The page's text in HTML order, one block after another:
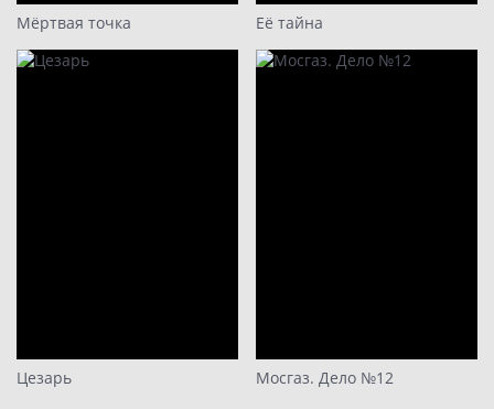
Мёртвая точка Её тайна
Цезарь Мосгаз. Дело №12